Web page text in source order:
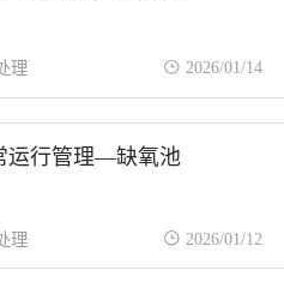
理 2026/01/14
运行管理—缺氧池
理 2026/01/12